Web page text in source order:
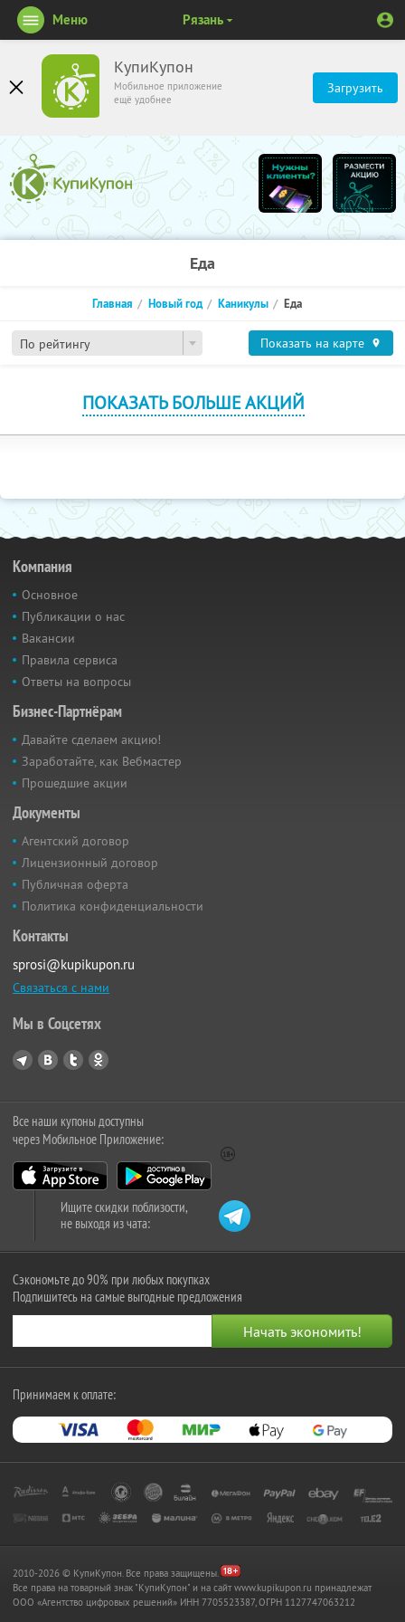
КупиКупон
Мобильное приложение
ещё удобнее
Загрузить
Меню Рязань
Еда
По рейтингу
Главная Новый год Каникулы Еда
Показать на карте
ПОКАЗАТЬ БОЛЬШЕ АКЦИЙ
Компания
Основное
Публикации о нас
Вакансии
Правила сервиса
Ответы на вопросы
Бизнес-Партнёрам
Давайте сделаем акцию!
Заработайте, как Вебмастер
Прошедшие акции
Документы
Агентский договор
Лицензионный договор
Публичная оферта
Политика конфиденциальности
Контакты
sprosi@kupikupon.ru
Связаться с нами
Мы в Соцсетях
Все наши купоны доступны
через Мобильное Приложение:
Ищите скидки поблизости,
не выходя из чата:
Сэкономьте до 90% при любых покупках
Подпишитесь на самые выгодные предложения
Принимаем к оплате:
2010-2026 © КупиКупон. Все права защищены.
Все права на товарный знак "КупиКупон" и на сайт www.kupikupon.ru принадлежат
OOO «Агентство цифровых решений» ИНН 7705523387, ОГРН 1127747063212